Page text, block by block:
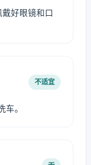
好眼镜和口
不适宜
车。